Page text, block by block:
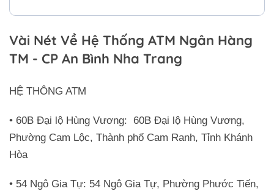
Vài Nét Về Hệ Thống ATM Ngân Hàng
TM - CP An Bình Nha Trang
HỆ THÔNG ATM
• 60B Đại lộ Hùng Vương: 60B Đại lộ Hùng Vương,
Phường Cam Lộc, Thành phố Cam Ranh, Tỉnh Khánh
Hòa
• 54 Ngô Gia Tự: 54 Ngô Gia Tự, Phường Phước Tiến,